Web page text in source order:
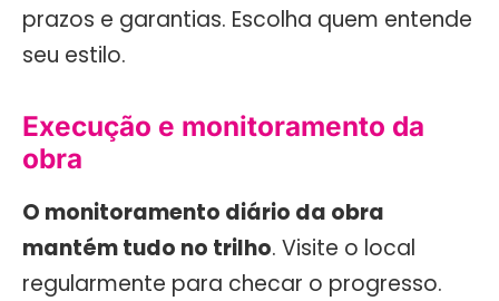
prazos e garantias. Escolha quem entende
seu estilo.
Execução e monitoramento da
obra
O monitoramento diário da obra
mantém tudo no trilho. Visite o local
regularmente para checar o progresso.